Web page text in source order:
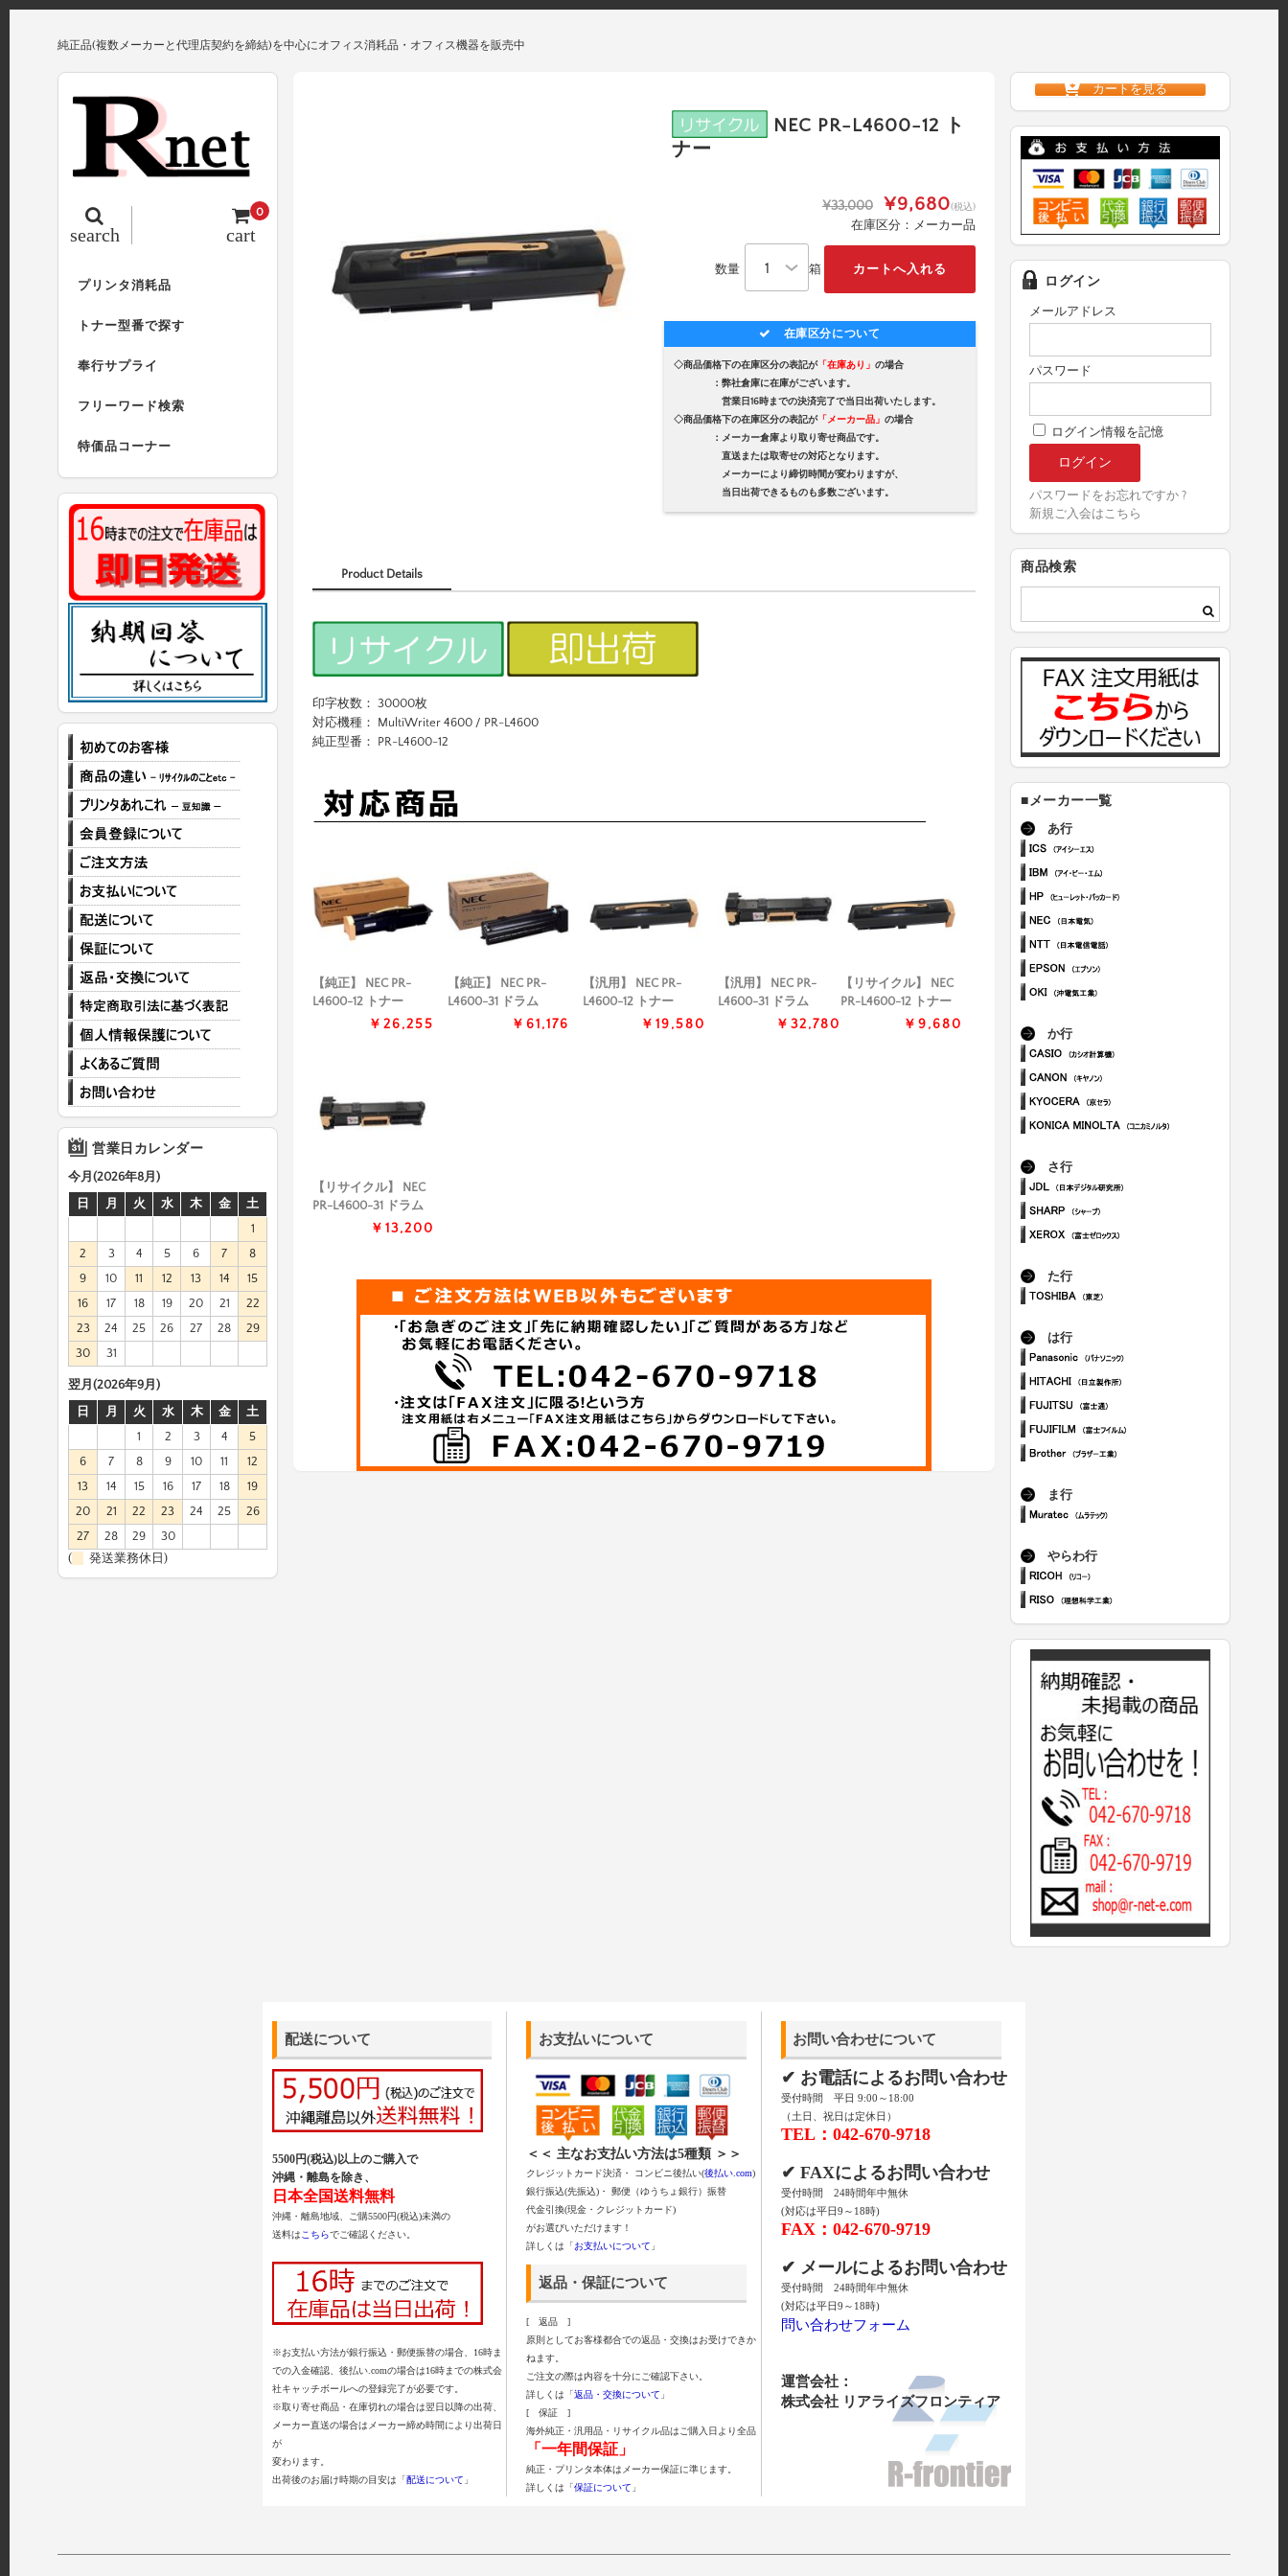
純正品(複数メーカーと代理店契約を締結)を中心にオフィス消耗品・オフィス機器を販売中
cart
0
search
プリンタ消耗品
トナー型番で探す
奉行サプライ
フリーワード検索
特価品コーナー
NEC PR-L4600-12 ト
ナー
¥33,000 ¥9,680(税込)
在庫区分：メーカー品
数量 箱
在庫区分について
◇商品価格下の在庫区分の表記が「在庫あり」 の場合
：弊社倉庫に在庫がございます。
営業日16時までの決済完了で当日出荷いたします。
◇商品価格下の在庫区分の表記が「メーカー品」 の場合
：メーカー倉庫より取り寄せ商品です。
直送または取寄せの対応となります。
メーカーにより締切時間が変わりますが、
当日出荷できるものも多数ございます。
Product Details
印字枚数： 30000枚
対応機種： MultiWriter 4600 / PR-L4600
純正型番： PR-L4600-12
【純正】 NEC PR-
L4600-12 トナー
￥26,255
【純正】 NEC PR-
L4600-31 ドラム
￥61,176
【汎用】 NEC PR-
L4600-12 トナー
￥19,580
【汎用】 NEC PR-
L4600-31 ドラム
￥32,780
【リサイクル】 NEC
PR-L4600-12 トナー
￥9,680
【リサイクル】 NEC
PR-L4600-31 ドラム
￥13,200
カートを見る
ログイン
メールアドレス
パスワード
ログイン情報を記憶
パスワードをお忘れですか ?
新規ご入会はこちら
商品検索
■メーカー一覧
あ行
か行
さ行
た行
は行
ま行
やらわ行
営業日カレンダー
今月(2026年8月)
日
月 火 水 木 金
土
1
2
3 4 5 6 7
8
9
10 11 12 13 14
15
16
17 18 19 20 21
22
23
24 25 26 27 28
29
30
31
翌月(2026年9月)
日
月 火 水 木 金
土
1
2 3 4
5
6
7 8 9 10 11
12
13
14 15 16 17 18
19
20
21 22 23 24 25
26
27
28 29
30
(
発送業務休日)
配送について
5500円(税込)以上のご購入で
沖縄・離島を除き、
日本全国送料無料
沖縄・離島地域、ご購5500円(税込)未満の
送料は こちらでご確認ください。
※お支払い方法が銀行振込・郵便振替の場合、16時ま
での入金確認、後払い.comの場合は16時までの株式会
社キャッチボールへの登録完了が必要です。
※取り寄せ商品・在庫切れの場合は翌日以降の出荷、
メーカー直送の場合はメーカー締め時間により出荷日
が
変わります。
出荷後のお届け時期の目安は「配送について 」
お支払いについて
＜＜ 主なお支払い方法は5種類 ＞＞
クレジットカード決済・ コンビニ後払い(後払い.com)
銀行振込(先振込)・ 郵便（ゆうちょ銀行）振替
代金引換(現金・クレジットカード)
がお選びいただけます！
詳しくは「お支払いについて 」
返品・保証について
[ 返品 ]
原則としてお客様都合での返品・交換はお受けできか
ねます。
ご注文の際は内容を十分にご確認下さい。
詳しくは「返品・交換について 」
[ 保証 ]
海外純正・汎用品・リサイクル品はご購入日より全品
「一年間保証」
純正・プリンタ本体はメーカー保証に準じます。
詳しくは「保証について 」
お問い合わせについて
✔ お電話によるお問い合わせ
受付時間 平日 9:00～18:00
（土日、祝日は定休日）
TEL：042-670-9718
✔ FAXによるお問い合わせ
受付時間 24時間年中無休
(対応は平日9～18時)
FAX：042-670-9719
✔ メールによるお問い合わせ
受付時間 24時間年中無休
(対応は平日9～18時)
問い合わせフォーム
運営会社：
株式会社 リアライズフロンティア